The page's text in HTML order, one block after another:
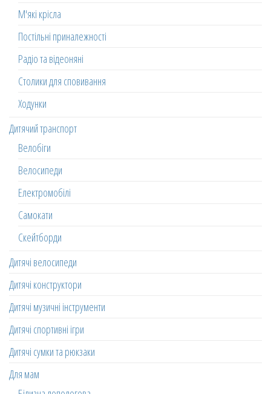
М'які крісла
Постільні приналежності
Радіо та відеоняні
Столики для сповивання
Ходунки
Дитячий транспорт
Велобіги
Велосипеди
Електромобілі
Самокати
Скейтборди
Дитячі велосипеди
Дитячі конструктори
Дитячі музичні інструменти
Дитячі спортивні ігри
Дитячі сумки та рюкзаки
Для мам